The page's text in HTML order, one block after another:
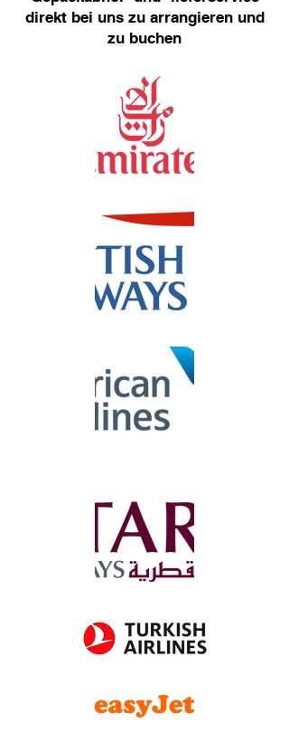
direkt bei uns zu arrangieren und
zu buchen